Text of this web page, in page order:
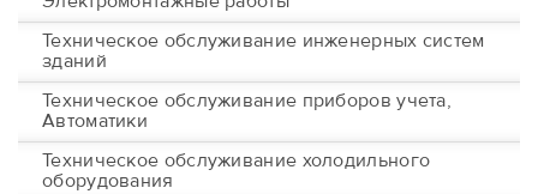
Техническое обслуживание инженерных систем
зданий
Техническое обслуживание приборов учета,
Автоматики
Техническое обслуживание холодильного
оборудования